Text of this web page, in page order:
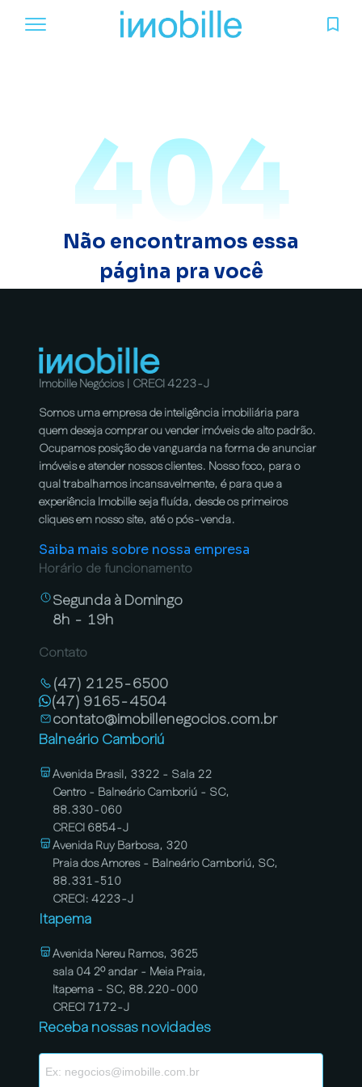
404
Não encontramos essa
página pra você
Imobille Negócios | CRECI 4223-J
Somos uma empresa de inteligência imobiliária para
quem deseja comprar ou vender imóveis de alto padrão.
Ocupamos posição de vanguarda na forma de anunciar
imóveis e atender nossos clientes. Nosso foco, para o
qual trabalhamos incansavelmente, é para que a
experiência Imobille seja fluída, desde os primeiros
cliques em nosso site, até o pós-venda.
Saiba mais sobre nossa empresa
Horário de funcionamento
Segunda à Domingo
8h - 19h
Contato
(47) 2125-6500
(47) 9165-4504
contato@imobillenegocios.com.br
Balneário Camboriú
Avenida Brasil, 3322 - Sala 22
Centro - Balneário Camboriú - SC,
88.330-060
CRECI 6854-J
Avenida Ruy Barbosa, 320
Praia dos Amores - Balneário Camboriú, SC,
88.331-510
CRECI: 4223-J
Itapema
Avenida Nereu Ramos, 3625
sala 04 2º andar - Meia Praia,
Itapema - SC, 88.220-000
CRECI 7172-J
Receba nossas novidades